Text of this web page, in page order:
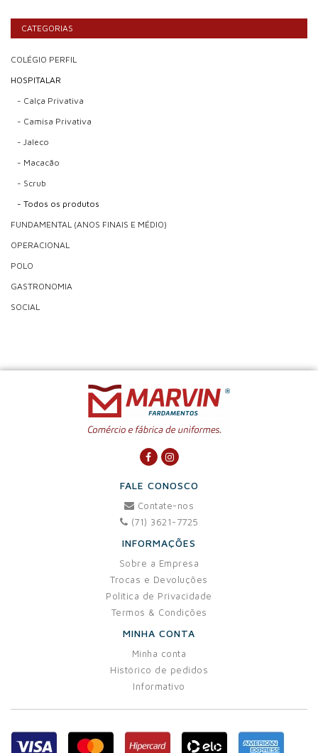
CATEGORIAS
COLÉGIO PERFIL
HOSPITALAR
- Calça Privativa
- Camisa Privativa
- Jaleco
- Macacão
- Scrub
- Todos os produtos
FUNDAMENTAL (ANOS FINAIS E MÉDIO)
OPERACIONAL
POLO
GASTRONOMIA
SOCIAL
FALE CONOSCO
Contate-nos
(71) 3621-7725
INFORMAÇÕES
Sobre a Empresa
Trocas e Devoluções
Política de Privacidade
Termos & Condições
MINHA CONTA
Minha conta
Histórico de pedidos
Informativo